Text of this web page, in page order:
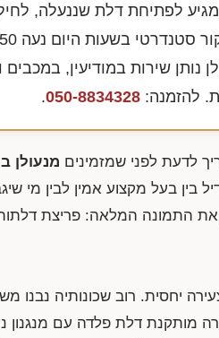
מגיע לפתיחת דלת שננעלה,
סטנדרטי בשעות היום נעה
ציון המנעולן נותן שירות
להזמנה: 050-8834328
.
לדעת לפני שמזמינים מנעולן
בין בעל מקצוע אמין לבין מי
את התמונה המלאה: פריצת
מותקנת דלת פלדה עם מנגנון